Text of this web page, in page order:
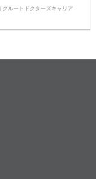
クルートドクターズキャリア